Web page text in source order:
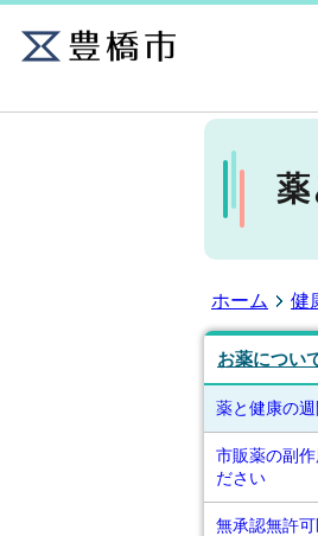
薬
ホーム 健
お薬につい
薬と健康の週
市販薬の副作
ださい
無承認無許